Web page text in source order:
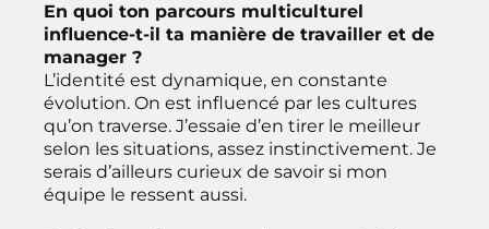
En quoi ton parcours multiculturel
influence-t-il ta manière de travailler et de
manager ?
L’identité est dynamique, en constante
évolution. On est influencé par les cultures
qu’on traverse. J’essaie d’en tirer le meilleur
selon les situations, assez instinctivement. Je
serais d’ailleurs curieux de savoir si mon
équipe le ressent aussi.